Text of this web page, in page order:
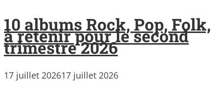
10 albums Rock, Pop, Folk,
à retenir pour le second
trimestre 2026
17 juillet 202617 juillet 2026